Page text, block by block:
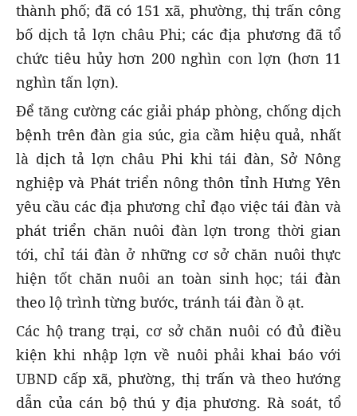
thành phố; đã có 151 xã, phường, thị trấn công
bố dịch tả lợn châu Phi; các địa phương đã tổ
chức tiêu hủy hơn 200 nghìn con lợn (hơn 11
nghìn tấn lợn).
Để tăng cường các giải pháp phòng, chống dịch
bệnh trên đàn gia súc, gia cầm hiệu quả, nhất
là dịch tả lợn châu Phi khi tái đàn, Sở Nông
nghiệp và Phát triển nông thôn tỉnh Hưng Yên
yêu cầu các địa phương chỉ đạo việc tái đàn và
phát triển chăn nuôi đàn lợn trong thời gian
tới, chỉ tái đàn ở những cơ sở chăn nuôi thực
hiện tốt chăn nuôi an toàn sinh học; tái đàn
theo lộ trình từng bước, tránh tái đàn ồ ạt.
Các hộ trang trại, cơ sở chăn nuôi có đủ điều
kiện khi nhập lợn về nuôi phải khai báo với
UBND cấp xã, phường, thị trấn và theo hướng
dẫn của cán bộ thú y địa phương. Rà soát, tổ